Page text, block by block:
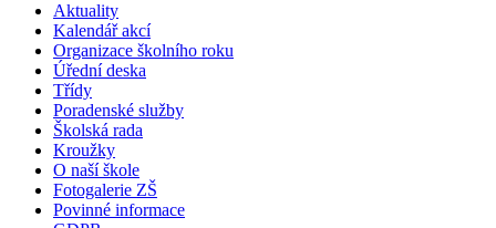
Aktuality
Kalendář akcí
Organizace školního roku
Úřední deska
Třídy
Poradenské služby
Školská rada
Kroužky
O naší škole
Fotogalerie ZŠ
Povinné informace